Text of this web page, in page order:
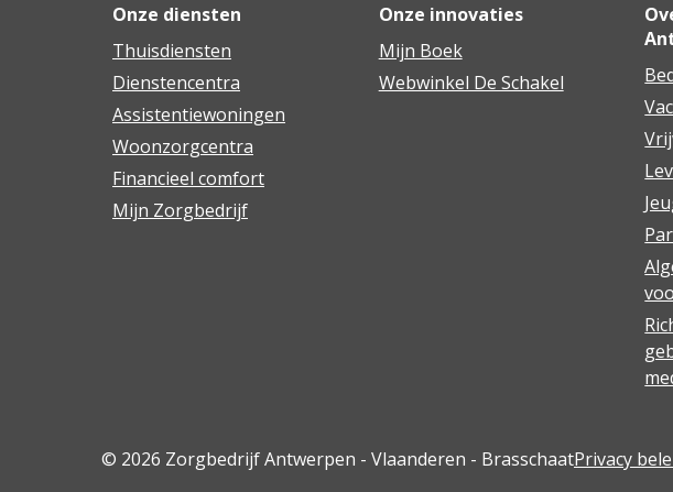
Onze diensten
Thuisdiensten
Dienstencentra
Assistentiewoningen
Woonzorgcentra
Financieel comfort
Mijn Zorgbedrijf
Onze innovaties
Mijn Boek
Webwinkel De Schakel
© 2026 Zorgbedrijf Antwerpen - Vlaanderen - BrasschaatPrivacy